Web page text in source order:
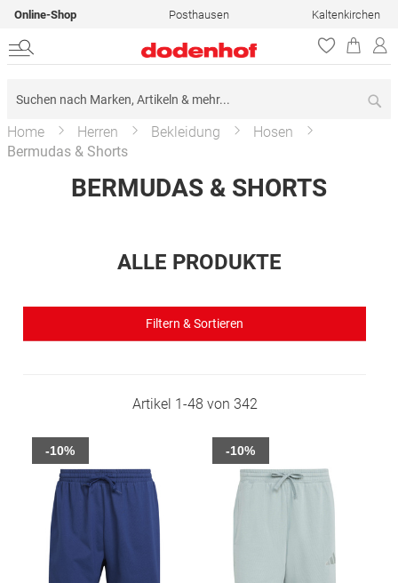
Online-Shop Posthausen Kaltenkirchen
Home Herren Bekleidung
Hosen
Bermudas & Shorts
BERMUDAS & SHORTS
ALLE PRODUKTE
Filtern & Sortieren
Artikel 1-48 von 342
-10% -10%